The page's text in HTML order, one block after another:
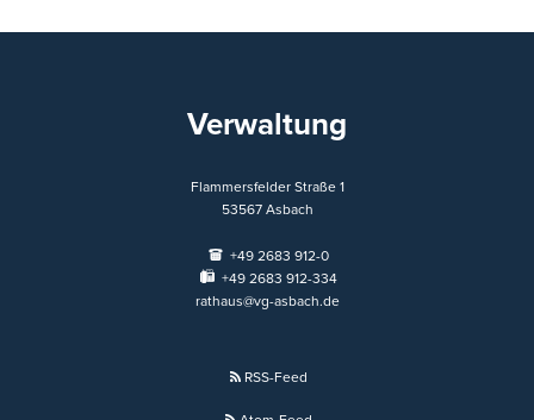
Verwaltung
Flammersfelder Straße 1
53567 Asbach
+49 2683 912-0
+49 2683 912-334
rathaus@vg-asbach.de
RSS-Feed